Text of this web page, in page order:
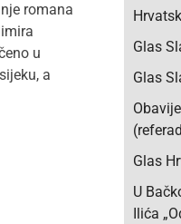
romana
u
a
Glas
Glas
Glas
U
Ilića